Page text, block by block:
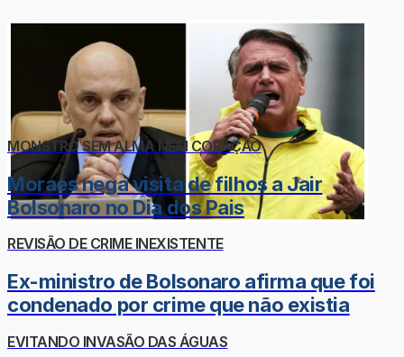
MONSTRO SEM ALMA NEM CORAÇÃO
Moraes nega visita de filhos a Jair
Bolsonaro no Dia dos Pais
REVISÃO DE CRIME INEXISTENTE
Ex-ministro de Bolsonaro afirma que foi
condenado por crime que não existia
EVITANDO INVASÃO DAS ÁGUAS